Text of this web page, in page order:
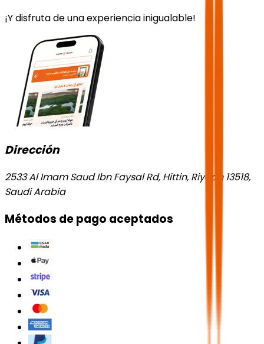
¡Y disfruta de una experiencia inigualable!
Dirección
2533 Al Imam Saud Ibn Faysal Rd, Hittin, Riyadh 13518,
Saudi Arabia
Métodos de pago aceptados